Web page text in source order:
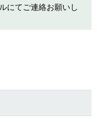
にてご連絡お願いし